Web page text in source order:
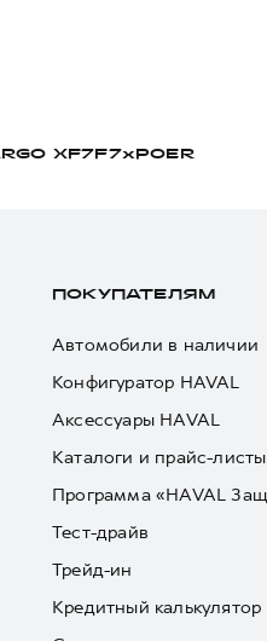
Х F7 F7x POER
ПОКУПАТЕЛЯМ
Автомобили в наличии
Конфигуратор HAVAL
Аксессуары HAVAL
Каталоги и прайс-листы
Программа «HAVAL
Тест-драйв
Трейд-ин
Кредитный калькулятор